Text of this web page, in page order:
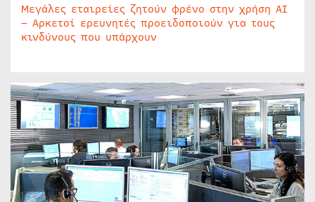
Μεγάλες εταιρείες ζητούν φρένο στην χρήση AI
– Αρκετοί ερευνητές προειδοποιούν για τους
κινδύνους που υπάρχουν